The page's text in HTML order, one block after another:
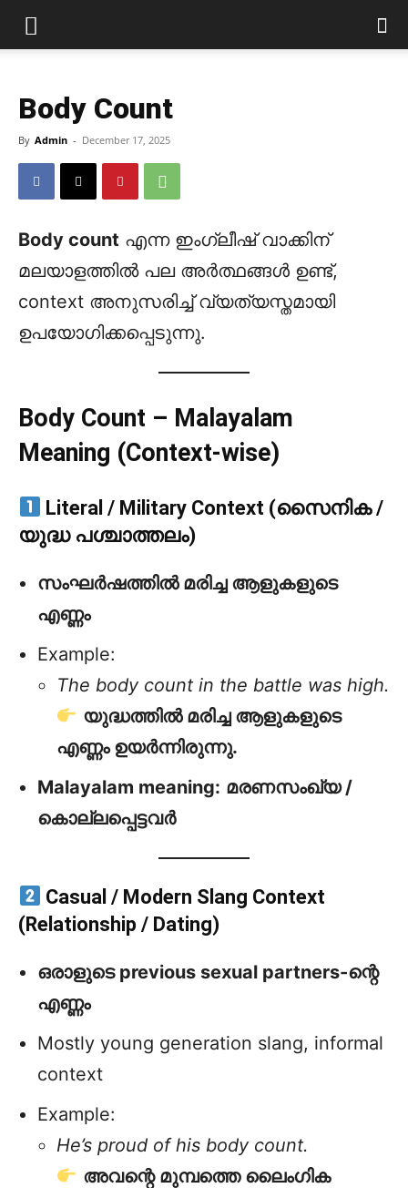
Body Count
By Admin - December 17, 2025
Body count എന്ന ഇംഗ്ലീഷ് വാക്കിന്
മലയാളത്തിൽ പല അർത്ഥങ്ങൾ ഉണ്ട്,
context അനുസരിച്ച് വ്യത്യസ്തമായി
ഉപയോഗിക്കപ്പെടുന്നു.
Body Count – Malayalam
Meaning (Context-wise)
Literal / Military Context (സൈനിക /
യുദ്ധ പശ്ചാത്തലം)
സംഘർഷത്തിൽ മരിച്ച ആളുകളുടെ
എണ്ണം
Example:
The body count in the battle was high.
യുദ്ധത്തിൽ മരിച്ച ആളുകളുടെ
എണ്ണം ഉയർന്നിരുന്നു.
Malayalam meaning: മരണസംഖ്യ /
കൊല്ലപ്പെട്ടവർ
Casual / Modern Slang Context
(Relationship / Dating)
ഒരാളുടെ previous sexual partners-ന്റെ
എണ്ണം
Mostly young generation slang, informal
context
Example:
He’s proud of his body count.
അവന്റെ മുമ്പത്തെ ലൈംഗിക